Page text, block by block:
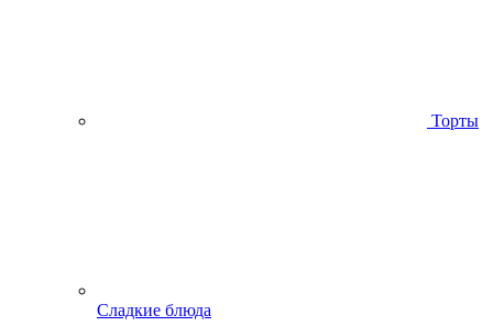
Торты
Сладкие блюда